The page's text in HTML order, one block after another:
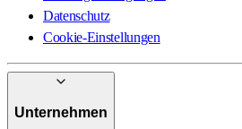
Datenschutz
Cookie-Einstellungen
Unternehmen